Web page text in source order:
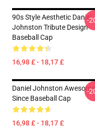
90s Style Aesthetic Daniel
Johnston Tribute Design
Baseball Cap
16,98 £ - 18,17 £
-
Daniel Johnston Awesome
Since Baseball Cap
16,98 £ - 18,17 £
-